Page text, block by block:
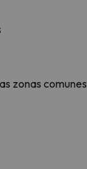
zonas comunes